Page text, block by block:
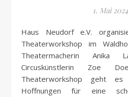
1. Mai 2024
Haus Neudorf e.V. organisiert einen inklusiven
Theaterworkshop im
Theatermacherin
Circuskünstlerin Zoe
Theaterworkshop geht
Hoffnungen für eine